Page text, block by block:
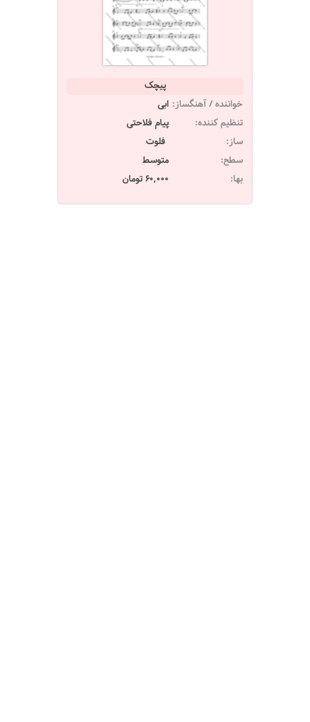
پیچک
خواننده / آهنگساز: ابی
تنظیم کننده:
پیام فلاحتی
ساز:
فلوت
سطح:
متوسط
بها:
60,000 تومان